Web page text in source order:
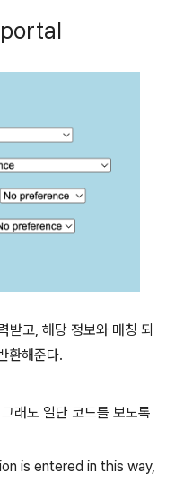
받고, 해당 정보와 매칭 되
환해준다.
래도 일단 코드를 보도록
is entered in this way,